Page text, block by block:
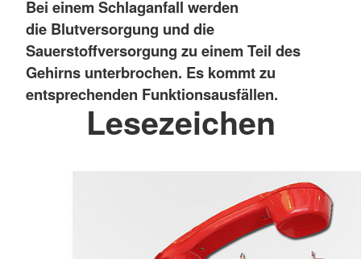
Bei einem Schlaganfall werden
die Blutversorgung und die
Sauerstoffversorgung zu einem Teil des
Gehirns unterbrochen. Es kommt zu
entsprechenden Funktionsausfällen.
Lesezeichen